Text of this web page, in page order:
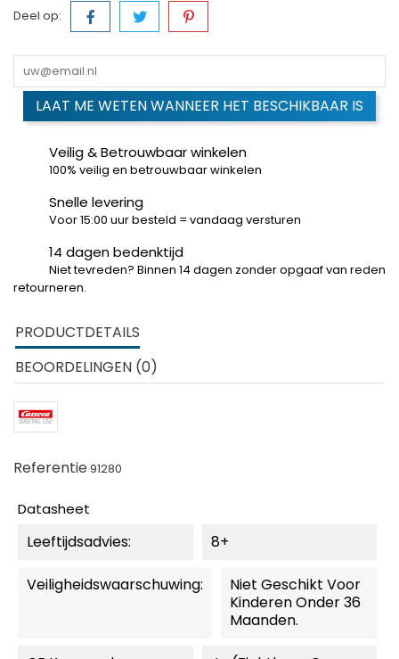
Deel op:
LAAT ME WETEN WANNEER HET BESCHIKBAAR IS
Veilig & Betrouwbaar winkelen
100% veilig en betrouwbaar winkelen
Snelle levering
Voor 15:00 uur besteld = vandaag versturen
14 dagen bedenktijd
Niet tevreden? Binnen 14 dagen zonder opgaaf van reden
retourneren.
PRODUCTDETAILS
BEOORDELINGEN (0)
Referentie91280
Datasheet
Leeftijdsadvies: 8+
Veiligheidswaarschuwing:
Niet Geschikt Voor
Kinderen Onder 36
Maanden.